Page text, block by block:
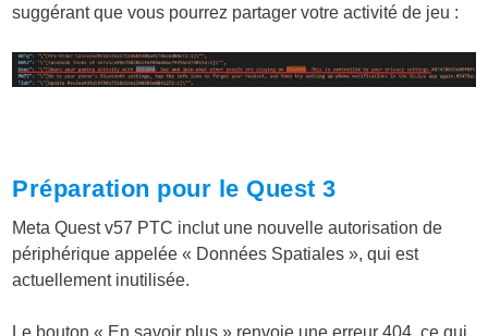
suggérant que vous pourrez partager votre activité de jeu :
Préparation pour le Quest 3
Meta Quest v57 PTC inclut une nouvelle autorisation de
périphérique appelée « Données Spatiales », qui est
actuellement inutilisée.
Le bouton « En savoir plus » renvoie une erreur 404, ce qui